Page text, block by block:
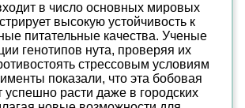
в число основных мировых
высокую устойчивость к
питательные качества. Ученые
генотипов нута, проверяя их
стрессовым условиям
показали, что эта бобовая
успешно расти даже в городских